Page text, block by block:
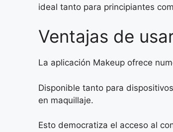
ideal tanto para principiantes
Ventajas de
La aplicación Makeup ofrece
Disponible tanto para
en maquillaje.
Esto democratiza el acceso al